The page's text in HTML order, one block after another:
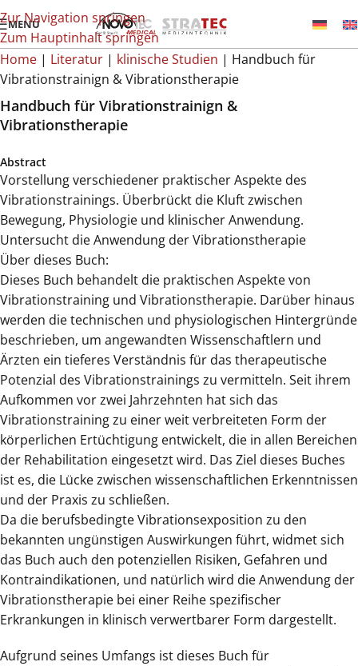
Zur Navigation springen
Zum Hauptinhalt springen
MENÜ
Home | Literatur | klinische Studien | Handbuch für
Vibrationstrainign & Vibrationstherapie
Handbuch für Vibrationstrainign &
Vibrationstherapie
Abstract
Vorstellung verschiedener praktischer Aspekte des
Vibrationstrainings. Überbrückt die Kluft zwischen
Bewegung, Physiologie und klinischer Anwendung.
Untersucht die Anwendung der Vibrationstherapie
Über dieses Buch:
Dieses Buch behandelt die praktischen Aspekte von
Vibrationstraining und Vibrationstherapie. Darüber hinaus
werden die technischen und physiologischen Hintergründe
beschrieben, um angewandten Wissenschaftlern und
Ärzten ein tieferes Verständnis für das therapeutische
Potenzial des Vibrationstrainings zu vermitteln. Seit ihrem
Aufkommen vor zwei Jahrzehnten hat sich das
Vibrationstraining zu einer weit verbreiteten Form der
körperlichen Ertüchtigung entwickelt, die in allen Bereichen
der Rehabilitation eingesetzt wird. Das Ziel dieses Buches
ist es, die Lücke zwischen wissenschaftlichen Erkenntnissen
und der Praxis zu schließen.
Da die berufsbedingte Vibrationsexposition zu den
bekannten ungünstigen Auswirkungen führt, widmet sich
das Buch auch den potenziellen Risiken, Gefahren und
Kontraindikationen, und natürlich wird die Anwendung der
Vibrationstherapie bei einer Reihe spezifischer
Erkrankungen in klinisch verwertbarer Form dargestellt.
Aufgrund seines Umfangs ist dieses Buch für